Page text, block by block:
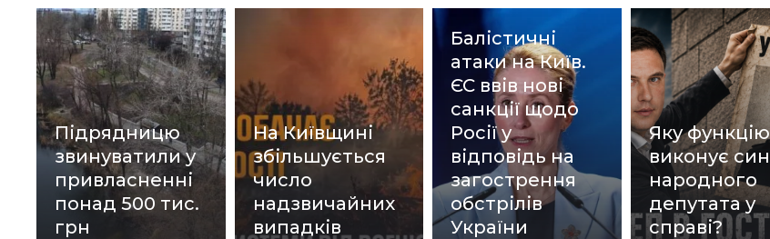
Підрядницю
звинуватили у
привласненні
понад 500 тис.
грн
На Київщині
збільшується
число
надзвичайних
випадків
Балістичні
атаки на Київ.
ЄС ввів нові
санкції щодо
Росії у
відповідь на
загострення
обстрілів
України
Яку функцію
виконує син
народного
депутата у
справі?